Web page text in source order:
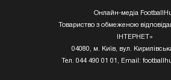
Онлайн-медіа
Товариство з обмеженою
ІНТЕРНЕТ»
04080, м. Київ, вул.
Тел. 044 490 01 01, Email: